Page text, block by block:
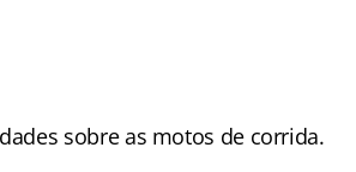
sobre as motos de corrida.